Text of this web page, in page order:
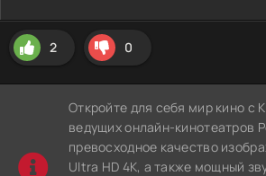
2 0
Откройте для себя мир кино с
ведущих онлайн-кинотеатров
превосходное качество
Ultra HD 4K, а также мощный